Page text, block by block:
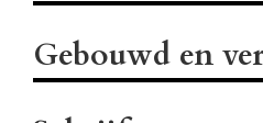
Gebouwd en